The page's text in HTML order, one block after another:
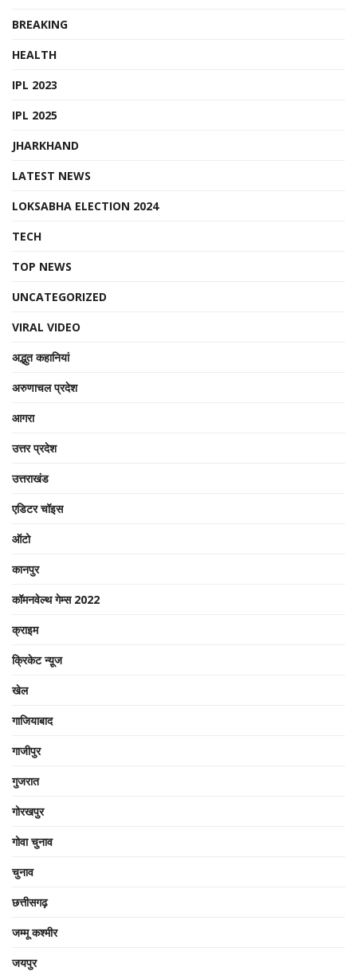
BREAKING
HEALTH
IPL 2023
IPL 2025
JHARKHAND
LATEST NEWS
LOKSABHA ELECTION 2024
TECH
TOP NEWS
UNCATEGORIZED
VIRAL VIDEO
अद्भुत कहानियां
अरुणाचल प्रदेश
आगरा
उत्तर प्रदेश
उत्तराखंड
एडिटर चॉइस
ऑटो
कानपुर
कॉमनवेल्थ गेम्स 2022
क्राइम
क्रिकेट न्यू़ज
खेल
गाजियाबाद
गाजीपुर
गुजरात
गोरखपुर
गोवा चुनाव
चुनाव
छत्तीसगढ़
जम्मू कश्मीर
जयपुर